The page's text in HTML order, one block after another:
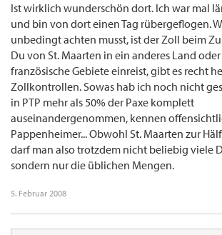
Ist wirklich wunderschön dort. Ich war mal
und bin von dort einen Tag rübergeflogen.
unbedingt achten musst, ist der Zoll beim
Du von St. Maarten in ein anderes Land oder
französische Gebiete einreist, gibt es recht
Zollkontrollen. Sowas hab ich noch nicht
in PTP mehr als 50% der Paxe komplett
auseinandergenommen, kennen
Pappenheimer... Obwohl St. Maarten zur
darf man also trotzdem nicht beliebig viele
sondern nur die üblichen Mengen.
5. Februar 2008